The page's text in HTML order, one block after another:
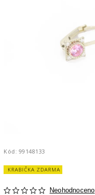
Kód: 99148133
KRABIČKA ZDARMA
Neohodnoceno